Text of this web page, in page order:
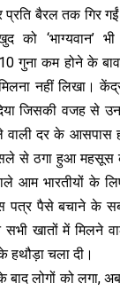
बैरल तक गिर
को ‘भाग्यवान’
10 गुना कम होने के
नहीं लिखा।
जिसकी वजह से
वाली दर के आसपास
से ठगा हुआ महसूस
आम भारतीयों के
पत्र पैसे बचाने के
सभी खातों में मिलने
हथौड़ा चला दी।
बाद लोगों को लगा,